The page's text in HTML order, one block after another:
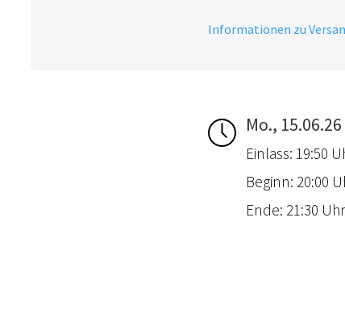
Informationen zu
Mo., 15.06.26
Einlass: 19:50
Beginn: 20:00
Ende: 21:30 Uhr